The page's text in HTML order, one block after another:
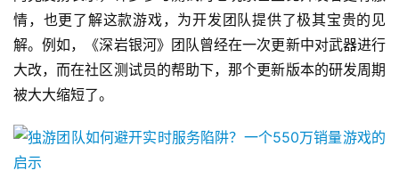
情，也更了解这款游戏，为开发团队提供了极其宝贵的见
解。例如，《深岩银河》团队曾经在一次更新中对武器进行
大改，而在社区测试员的帮助下，那个更新版本的研发周期
被大大缩短了。